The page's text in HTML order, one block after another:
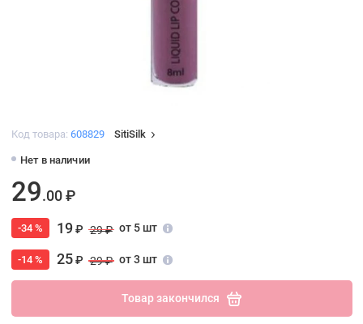
Код товара: 608829 SitiSilk
Нет в наличии
29.00 ₽
-34 % 19₽ 29 ₽ от 5 шт
-14 % 25₽ 29 ₽ от 3 шт
Товар закончился